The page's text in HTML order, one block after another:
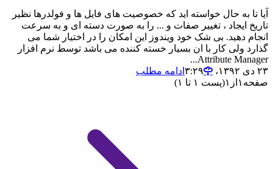
آیا تا به حال خواسته اید که خصوصیت های فایل ها و فولدرها نظیر
تاریخ ایجاد ، تغییر صفات و ... را به صورت دسته ای و به سرعت
انجام دهید. بی شک خود ویندوز این امکان را در اختیار شما می
گذارد ولی کار با ان بسیار خسته کننده می باشد توسط نرم افزار
Attribute Manager...
۲۳ دی ۱۳۹۲،‏ ۳:۲۹
ادامه مطلب
صفحه ۱ از ۱(پست ۱ تا ۱)